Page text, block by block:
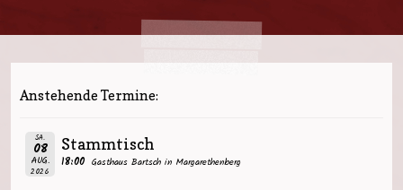
Anstehende Termine:
SA.
08
AUG.
2026
Stammtisch
18:00 Gasthaus Bartsch in Margarethenberg